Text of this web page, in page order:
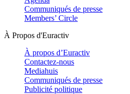
Communiqués de presse
Members’ Circle
À Propos d'Euractiv
À propos d’Euractiv
Contactez-nous
Mediahuis
Communiqués de presse
Publicité politique